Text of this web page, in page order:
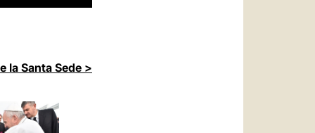
la Santa Sede >